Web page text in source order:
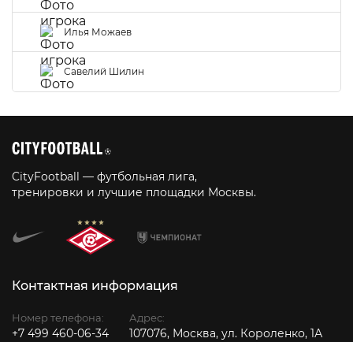
Илья Можаев
Савелий Шилин
CityFootball — футбольная лига,
тренировки и лучшие площадки Москвы.
Контактная информация
Номер телефона:
+7 499 460-06-34
Адрес:
107076, Москва, ул. Короленко, 1А